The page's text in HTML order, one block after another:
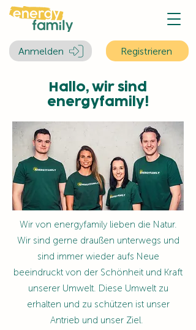
Anmelden Registrieren
Hallo, wir sind
energyfamily!
Wir von energyfamily lieben die Natur.
Wir sind gerne draußen unterwegs und
sind immer wieder aufs Neue
beeindruckt von der Schönheit und Kraft
unserer Umwelt. Diese Umwelt zu
erhalten und zu schützen ist unser
Antrieb und unser Ziel.